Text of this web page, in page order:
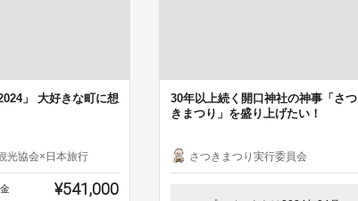
」 大好きな町に想
光協会×日本旅行
¥541,000
30年以上続く開口神社の神事「さつ
きまつり」を盛り上げたい！
さつきまつり実行委員会